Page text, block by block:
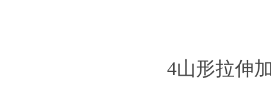
4山形拉伸